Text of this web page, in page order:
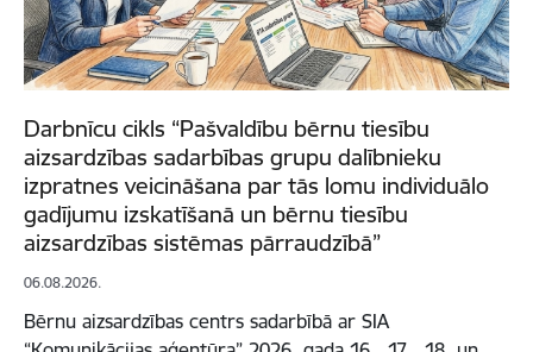
Darbnīcu cikls “Pašvaldību bērnu tiesību
aizsardzības sadarbības grupu dalībnieku
izpratnes veicināšana par tās lomu individuālo
gadījumu izskatīšanā un bērnu tiesību
aizsardzības sistēmas pārraudzībā”
06.08.2026.
Bērnu aizsardzības centrs sadarbībā ar SIA